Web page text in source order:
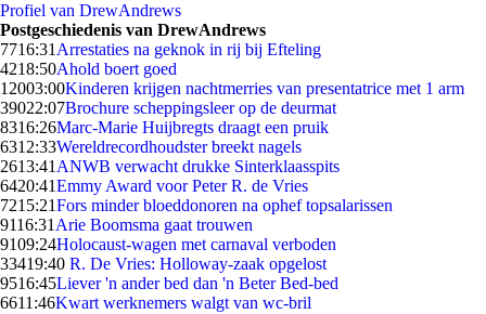
Profiel van DrewAndrews
Postgeschiedenis van DrewAndrews
7716:31 Arrestaties na geknok in rij bij Efteling
4218:50Ahold boert goed
12003:00Kinderen krijgen nachtmerries van presentatrice met 1 arm
39022:07Brochure scheppingsleer op de deurmat
8316:26Marc-Marie Huijbregts draagt een pruik
6312:33Wereldrecordhoudster breekt nagels
2613:41 ANWB verwacht drukke Sinterklaasspits
6420:41Emmy Award voor Peter R. de Vries
7215:21Fors minder bloeddonoren na ophef topsalarissen
9116:31 Arie Boomsma gaat trouwen
9109:24Holocaust-wagen met carnaval verboden
33419:40 R. De Vries: Holloway-zaak opgelost
9516:45Liever 'n ander bed dan 'n Beter Bed-bed
6611:46Kwart werknemers walgt van wc-bril